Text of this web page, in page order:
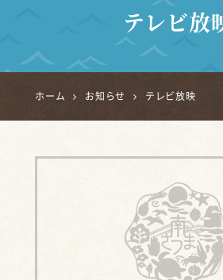
テレビ放
ホーム お知らせ テレビ放映